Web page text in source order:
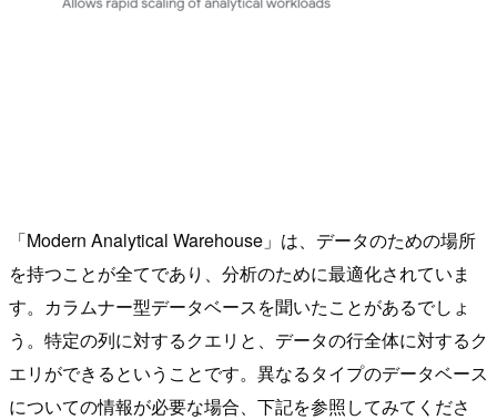
「Modern Analytical Warehouse」は、データのための場所
を持つことが全てであり、分析のために最適化されていま
す。カラムナー型データベースを聞いたことがあるでしょ
う。特定の列に対するクエリと、データの行全体に対するク
エリができるということです。異なるタイプのデータベース
についての情報が必要な場合、下記を参照してみてくださ